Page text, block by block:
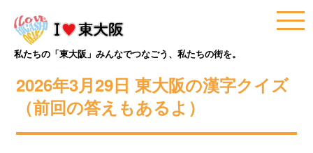
私たちの「東大阪」みんなでつなごう、私たちの街を。
2026年3月29日 東大阪の漢字クイズ
（前回の答えもあるよ）